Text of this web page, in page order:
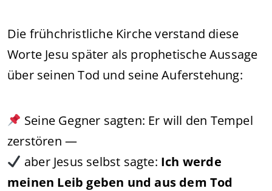
Die frühchristliche Kirche verstand diese
Worte Jesu später als prophetische Aussage
über seinen Tod und seine Auferstehung:
Seine Gegner sagten: Er will den Tempel
zerstören —
aber Jesus selbst sagte: Ich werde
meinen Leib geben und aus dem Tod